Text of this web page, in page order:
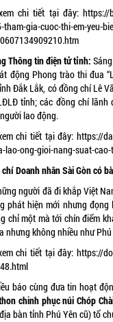
chi tiết tại đây: https://
tham-gia-cuoc-thi-em-yeu-
Thông tin điện tử tỉnh:
động Phong trào thi đua
Đắk Lắk, có đồng chí Lê
tỉnh; các đồng chí lãnh
lao động.
chi tiết tại đây: https://
lao-ong-gioi-nang-suat-
chí Doanh nhân Sài Gòn có
người đã đi khắp Việt
phát hiện mới nhưng
chỉ một mà tới chín điểm
nhưng không nhiều như
chi tiết tại đây: https://
báo cùng đưa tin hoạt
chinh phụcnúi Chóp
bàn tỉnh Phú Yên cũ) tổ